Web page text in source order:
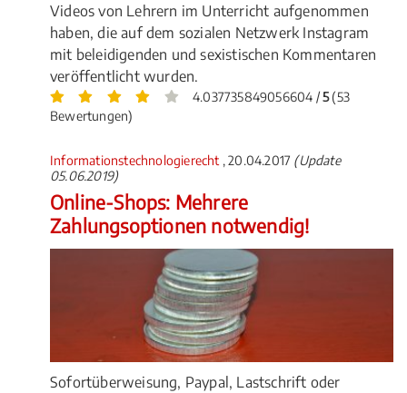
Videos von Lehrern im Unterricht aufgenommen
haben, die auf dem sozialen Netzwerk Instagram
mit beleidigenden und sexistischen Kommentaren
veröffentlicht wurden.
4.037735849056604 /5(53
Bewertungen)
Informationstechnologierecht , 20.04.2017 (Update
05.06.2019)
Online-Shops: Mehrere
Zahlungsoptionen notwendig!
Sofortüberweisung, Paypal, Lastschrift oder